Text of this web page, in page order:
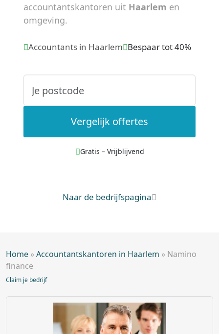
accountantskantoren uit Haarlem en
omgeving.
Accountants in Haarlem Bespaar tot 40%
Vergelijk offertes
Gratis – Vrijblijvend
Naar de bedrijfspagina
Home »Accountantskantoren in Haarlem » Namino
finance
Claim je bedrijf